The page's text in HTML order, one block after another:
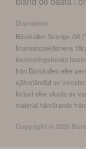
Disclaimer
Börskollen Sverige AB
finansinspektionens
investeringsbeslut
från Börskollen eller
självständigt av
förlust eller skada av
material härrörande
Copyright © 2026